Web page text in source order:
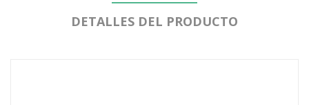
DETALLES DEL PRODUCTO